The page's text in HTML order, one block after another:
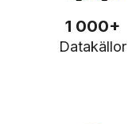
1 000+
Datakällor